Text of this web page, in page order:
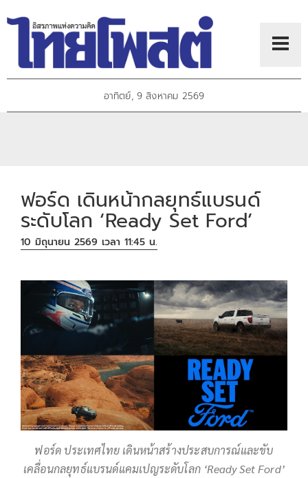
อาทิตย์, 9 สิงหาคม 2569
ฟอร์ด เดินหน้ากลยุทธ์แบรนด์
ระดับโลก ‘Ready Set Ford’
10 มิถุนายน 2569 เวลา 11:45 น.
ฟอร์ด ประเทศไทย เดินหน้าสร้างประสบการณ์และขับ
เคลื่อนกลยุทธ์แบรนด์แคมเปญระดับโลก ‘Ready Set Ford’